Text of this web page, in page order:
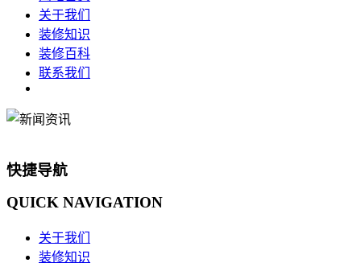
关于我们
装修知识
装修百科
联系我们
快捷导航
QUICK NAVIGATION
关于我们
装修知识